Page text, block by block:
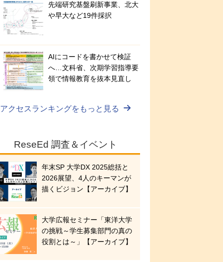
先端研究基盤刷新事業、北大
や早大など19件採択
AIにコードを書かせて検証
へ…文科省、次期学習指導要
領で情報教育を抜本見直し
アクセスランキングをもっと見る
ReseEd 調査＆イベント
年末SP 大学DX 2025総括と
2026展望、4人のキーマンが
描くビジョン【アーカイブ】
大学広報セミナー「東洋大学
の挑戦～学生募集部門の真の
役割とは～」【アーカイブ】